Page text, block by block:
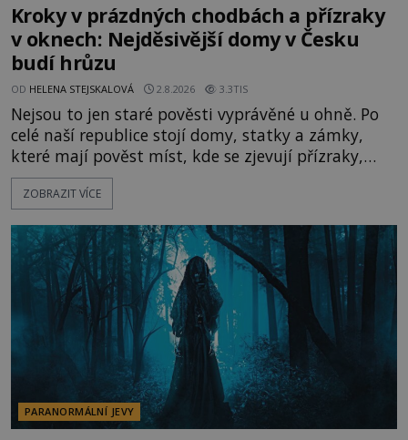
Kroky v prázdných chodbách a přízraky
v oknech: Nejděsivější domy v Česku
budí hrůzu
OD HELENA STEJSKALOVÁ 2.8.2026 3.3TIS
Nejsou to jen staré pověsti vyprávěné u ohně. Po
celé naší republice stojí domy, statky a zámky,
které mají pověst míst, kde se zjevují přízraky,
ozývají nevysvětlitelné zvuky nebo se dějí podivné
jevy. Zatímco historici většinou hledají racionální
lokality vykazují nápadně podobná svědectví po
celé generace. A právě tato opakující se svědectví
ZOBRAZIT VÍCE
PARANORMÁLNÍ JEVY